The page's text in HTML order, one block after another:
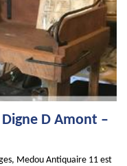
D Amont –
Medou Antiquaire 11 est